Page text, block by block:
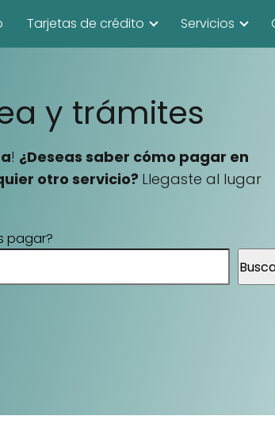
Tarjetas de crédito Servicios
y trámites
! ¿Deseas saber cómo pagar en
otro servicio? Llegaste al lugar
pagar?